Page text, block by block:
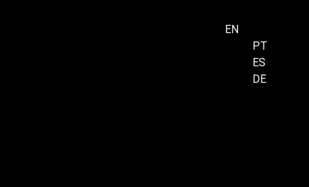
EN
PT
ES
DE